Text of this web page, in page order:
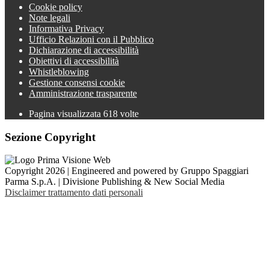
Cookie policy
Note legali
Informativa Privacy
Ufficio Relazioni con il Pubblico
Dichiarazione di accessibilità
Obiettivi di accessibilità
Whistleblowing
Gestione consensi cookie
Amministrazione trasparente
Pagina visualizzata 618 volte
Sezione Copyright
Copyright 2026 | Engineered and powered by Gruppo Spaggiari
Parma S.p.A. | Divisione Publishing & New Social Media
Disclaimer trattamento dati personali